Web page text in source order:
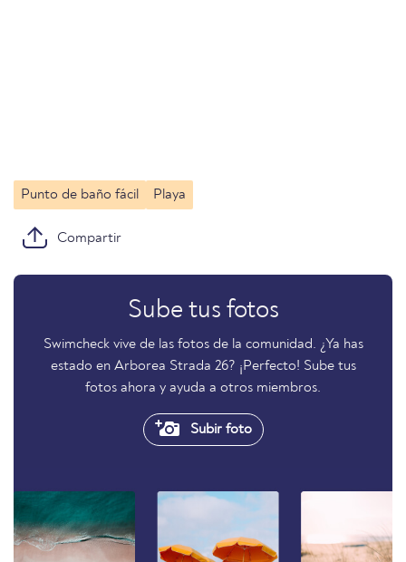
Punto de baño fácil Playa
Compartir
Sube tus fotos
Swimcheck vive de las fotos de la comunidad. ¿Ya has
estado en Arborea Strada 26? ¡Perfecto! Sube tus
fotos ahora y ayuda a otros miembros.
Subir foto